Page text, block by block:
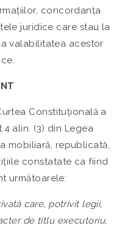
concordanța
juridice care stau la
valabilitatea acestor
Constituțională a
alin. (3) din Legea
mobiliară, republicată,
constatate ca fiind
următoarele:
care, potrivit legii,
de titlu executoriu,